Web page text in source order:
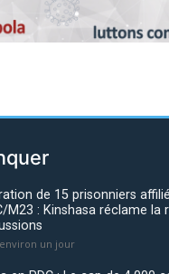
de 15 prisonniers
M23 : Kinshasa réclame la
un jour